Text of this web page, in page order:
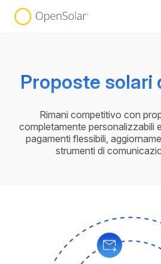
Proposte solari
Rimani competitivo con
completamente personalizzabili
pagamenti flessibili,
strumenti di